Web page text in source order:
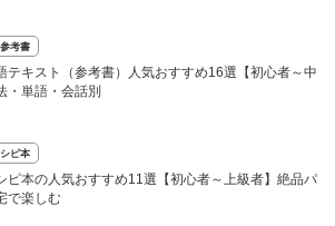
考書
テキスト（参考書）人気おすすめ16選【初心者～中
・単語・会話別
ピ本
ピ本の人気おすすめ11選【初心者～上級者】絶品パ
で楽しむ